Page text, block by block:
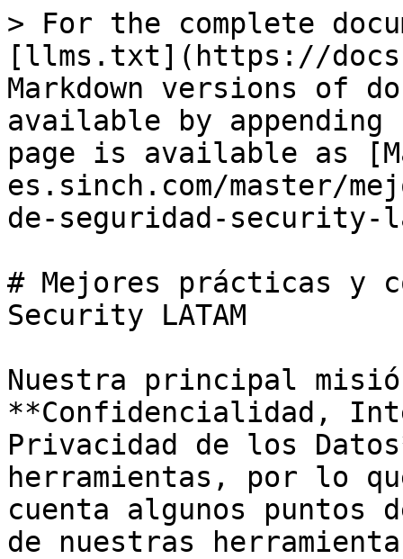
> For the complete
[llms.txt](https://
Markdown versions of
available by
page is available as
es.sinch.com/master/
de-seguridad-security-
# Mejores prácticas y
Security LATAM
Nuestra principal
**Confidencialidad,
Privacidad de los
herramientas, por lo
cuenta algunos puntos
de nuestras